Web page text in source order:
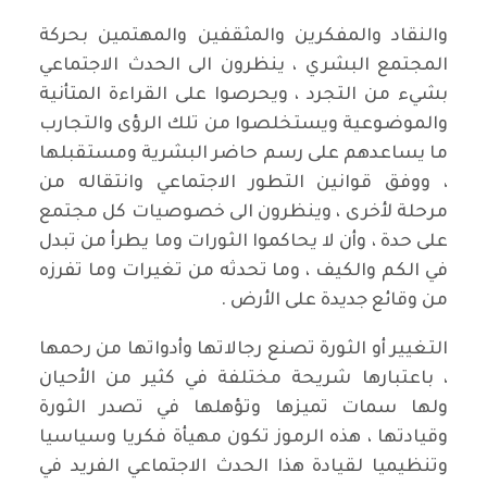
والنقاد والمفكرين والمثقفين والمهتمين بحركة
المجتمع البشري ، ينظرون الى الحدث الاجتماعي
بشيء من التجرد ، ويحرصوا على القراءة المتأنية
والموضوعية ويستخلصوا من تلك الرؤى والتجارب
ما يساعدهم على رسم حاضر البشرية ومستقبلها
، ووفق قوانين التطور الاجتماعي وانتقاله من
مرحلة لأخرى ، وينظرون الى خصوصيات كل مجتمع
على حدة ، وأن لا يحاكموا الثورات وما يطرأ من تبدل
في الكم والكيف ، وما تحدثه من تغيرات وما تفرزه
من وقائع جديدة على الأرض .
التغيير أو الثورة تصنع رجالاتها وأدواتها من رحمها
، باعتبارها شريحة مختلفة في كثير من الأحيان
ولها سمات تميزها وتؤهلها في تصدر الثورة
وقيادتها ، هذه الرموز تكون مهيأة فكريا وسياسيا
وتنظيميا لقيادة هذا الحدث الاجتماعي الفريد في